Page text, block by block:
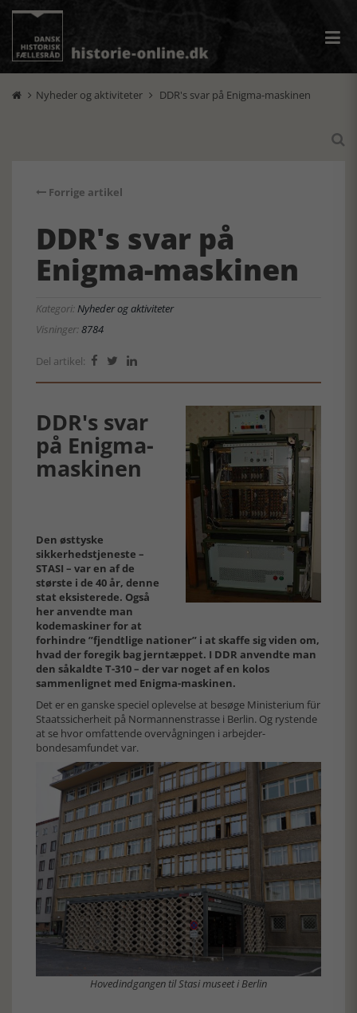
 Nyheder og aktiviteter  DDR's svar på Enigma-maskinen

Forrige artikel
DDR's svar på
Enigma-maskinen
Kategori:Nyheder og aktiviteter
Visninger:8784
Del artikel:   
DDR's svar
på Enigma-
maskinen
Den østtyske
sikkerhedstjeneste –
STASI – var en af de
største i de 40 år, denne
stat eksisterede. Også
her anvendte man
kodemaskiner for at
forhindre ”fjendtlige nationer” i at skaffe sig viden om,
hvad der foregik bag jerntæppet. I DDR anvendte man
den såkaldte T-310 – der var noget af en kolos
sammenlignet med Enigma-maskinen.
Det er en ganske speciel oplevelse at besøge Ministerium für
Staatssicherheit på Normannenstrasse i Berlin. Og rystende
at se hvor omfattende overvågningen i arbejder-
bondesamfundet var.
Hovedindgangen til Stasi museet i Berlin